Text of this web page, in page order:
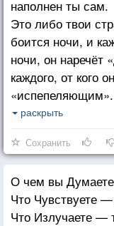
наполнен ты сам.
Это либо твои
боится ночи, и
ночи, он наречёт
каждого, от кого
«испепеляющим».
того, кто
отсутствие
потому всё, что
надобно лечить.
раскрыть
Сохранить
О чем вы
Что Чувствуете
Что Излучаете —